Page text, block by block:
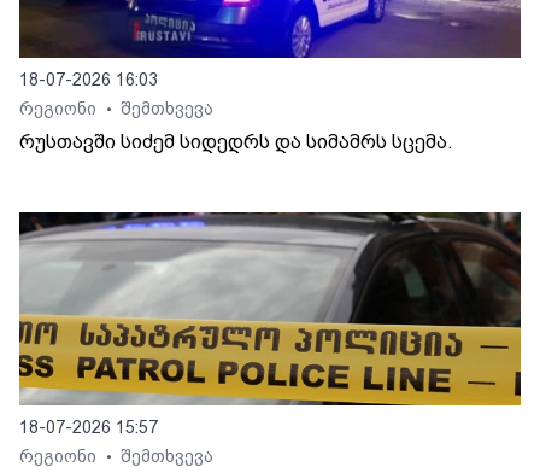
18-07-2026 16:03
რეგიონი
• შემთხვევა
რუსთავში სიძემ სიდედრს და სიმამრს სცემა.
18-07-2026 15:57
რეგიონი
• შემთხვევა